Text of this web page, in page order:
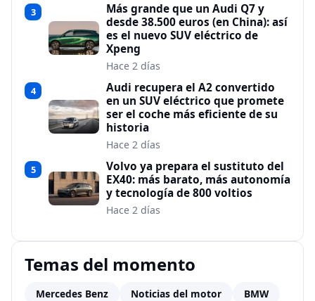
3
Más grande que un Audi Q7 y
desde 38.500 euros (en China): así
es el nuevo SUV eléctrico de
Xpeng
Hace 2 días
4
Audi recupera el A2 convertido
en un SUV eléctrico que promete
ser el coche más eficiente de su
historia
Hace 2 días
5
Volvo ya prepara el sustituto del
EX40: más barato, más autonomía
y tecnología de 800 voltios
Hace 2 días
Temas del momento
Mercedes Benz Noticias del motor
BMW